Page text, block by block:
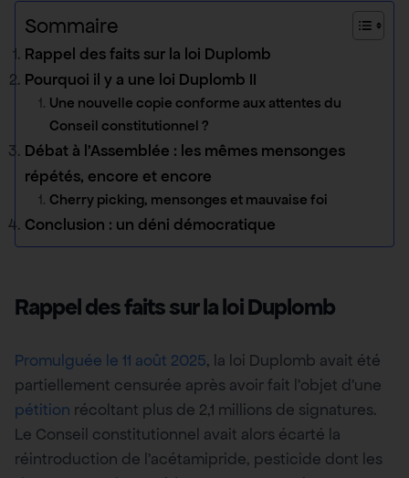
Sommaire
Rappel des faits sur la loi Duplomb
Pourquoi il y a une loi Duplomb II
Une nouvelle copie conforme aux attentes du
Conseil constitutionnel ?
Débat à l’Assemblée : les mêmes mensonges
répétés, encore et encore
Cherry picking, mensonges et mauvaise foi
Conclusion : un déni démocratique
Rappel des faits sur la loi Duplomb
Promulguée le 11 août 2025, la loi Duplomb avait été
partiellement censurée après avoir fait l’objet d’une
pétition récoltant plus de 2,1 millions de signatures.
Le Conseil constitutionnel avait alors écarté la
réintroduction de l’acétamipride, pesticide dont les